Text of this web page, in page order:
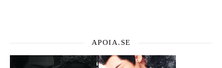
APOIA.SE